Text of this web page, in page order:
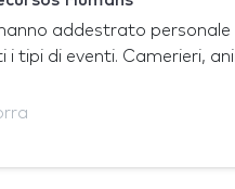
addestrato personale
tipi di eventi. Camerieri,